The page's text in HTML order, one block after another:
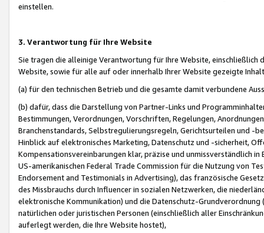
einstellen.
3. Verantwortung für Ihre Website
Sie tragen die alleinige Verantwortung für Ihre Website,
Website, sowie für alle auf oder innerhalb Ihrer Website gezeigte
(a) für den technischen Betrieb und die gesamte damit verbundene
(b) dafür, dass die Darstellung von Partner-Links und
Bestimmungen, Verordnungen, Vorschriften, Regelungen,
Branchenstandards, Selbstregulierungsregeln, Gerichtsurteilen und -
Hinblick auf elektronisches Marketing, Datenschutz und -sicherheit,
Kompensationsvereinbarungen klar, präzise und unmissverständlich
US-amerikanischen Federal Trade Commission für die Nutzung von
Endorsement and Testimonials in Advertising), das französische
des Missbrauchs durch Influencer in sozialen Netzwerken, die
elektronische Kommunikation) und die Datenschutz-
natürlichen oder juristischen Personen (einschließlich aller
auferlegt werden, die Ihre Website hostet),